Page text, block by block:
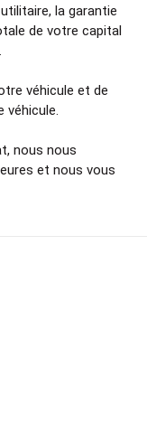
la garantie
de votre capital
véhicule et de
véhicule.
nous nous
et nous vous